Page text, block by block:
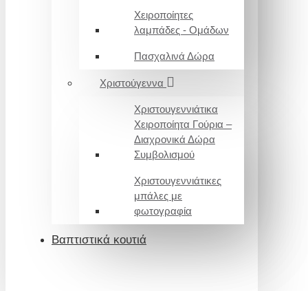
Χειροποίητες
λαμπάδες - Ομάδων
Πασχαλινά Δώρα
Χριστούγεννα
Χριστουγεννιάτικα
Χειροποίητα Γούρια –
Διαχρονικά Δώρα
Συμβολισμού
Χριστουγεννιάτικες
μπάλες με
φωτογραφία
Βαπτιστικά κουτιά